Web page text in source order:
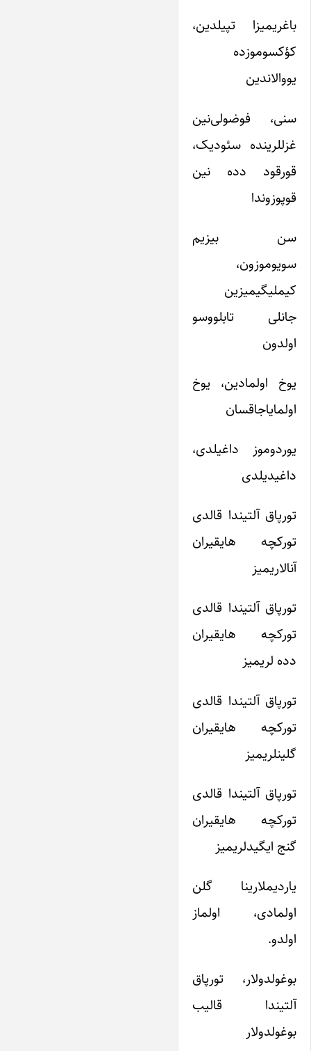
باغریمیزا تپیلدین،
کؤکسوموزده
یووالاندین
سنی، فوضولی‌نین
غزللرینده سئودیک،
قورقود دده نین
قوپوزوندا
سن بیزیم
سویوموزون،
کیملیگیمیزین
جانلی تابلووسو
اولدون
یوخ اولمادین، یوخ
اولمایاجاقسان
یوردوموز داغیلدی،
داغیدیلدی
تورپاق آلتیندا قالدی
تورکچه هایقیران
آنالاریمیز
تورپاق آلتیندا قالدی
تورکچه هایقیران
دده لریمیز
تورپاق آلتیندا قالدی
تورکچه هایقیران
گلینلریمیز
تورپاق آلتیندا قالدی
تورکچه هایقیران
گنج ایگیدلریمیز
یاردیملارینا گلن
اولمادی، اولماز
اولدو.
بوغولدولار، تورپاق
آلتیندا قالیب
بوغولدولار